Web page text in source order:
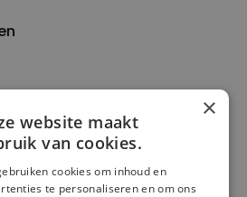
×
website maakt
van cookies.
cookies om inhoud en
te personaliseren en om ons